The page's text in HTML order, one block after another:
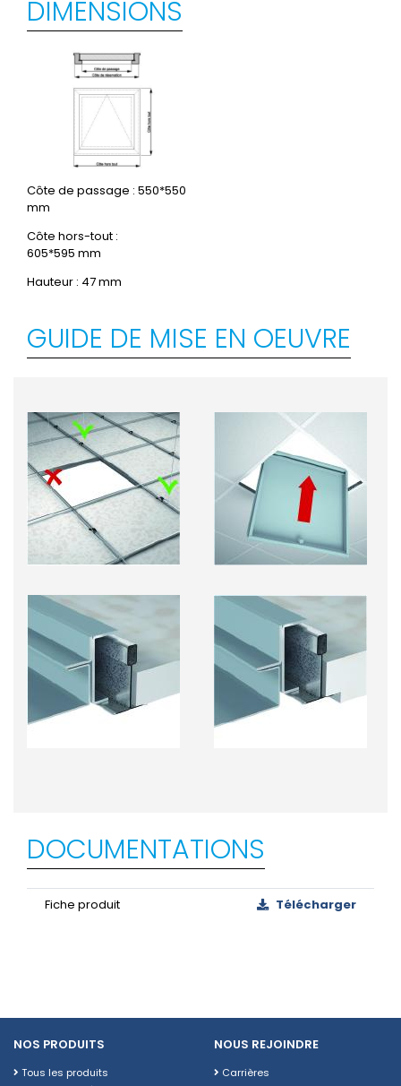
DIMENSIONS
Côte de passage : 550*550
mm
Côte hors-tout :
605*595 mm
Hauteur : 47 mm
GUIDE DE MISE EN OEUVRE
DOCUMENTATIONS
Fiche produit Télécharger
NOS PRODUITS
Tous les produits
NOUS REJOINDRE
Carrières